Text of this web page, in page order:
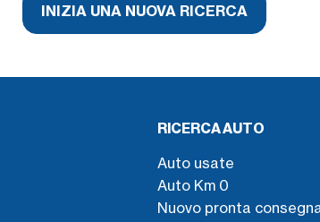
INIZIA UNA NUOVA RICERCA
RICERCA AUTO
Auto usate
Auto Km 0
Nuovo pronta